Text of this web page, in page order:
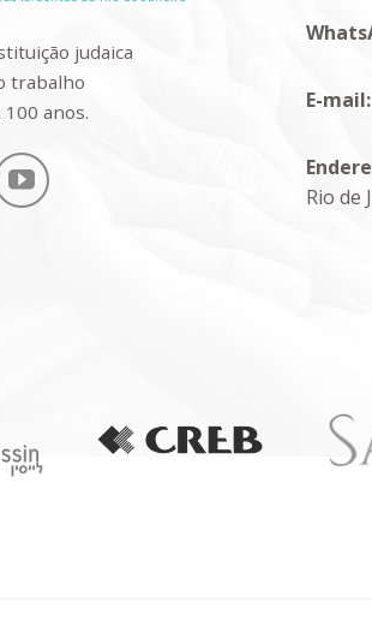
judaica
trabalho
anos.
E-mail:
Rio de